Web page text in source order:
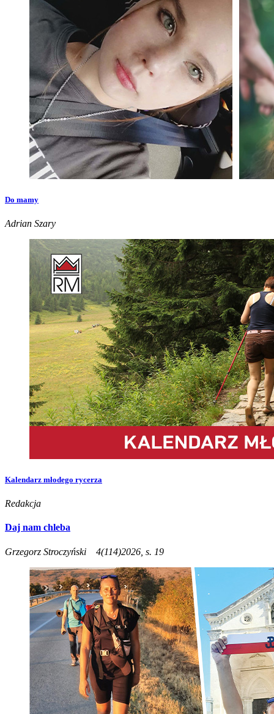
Do mamy
Adrian Szary
Kalendarz młodego rycerza
Redakcja
Daj nam chleba
Grzegorz Stroczyński 4(114)2026, s. 19